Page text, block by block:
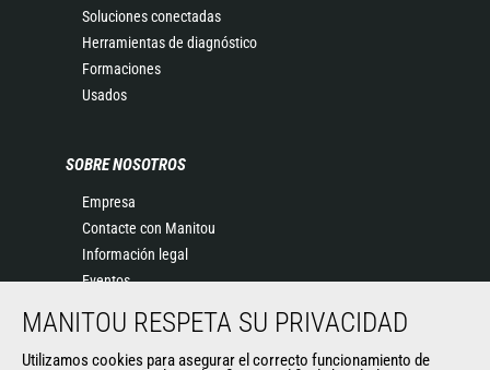
Soluciones conectadas
Herramientas de diagnóstico
Formaciones
Usados
SOBRE NOSOTROS
Empresa
Contacte con Manitou
Información legal
Eventos
Historia
General Terms and Conditions of Sale
MANITOU RESPETA SU PRIVACIDAD
Utilizamos cookies para asegurar el correcto funcionamiento de